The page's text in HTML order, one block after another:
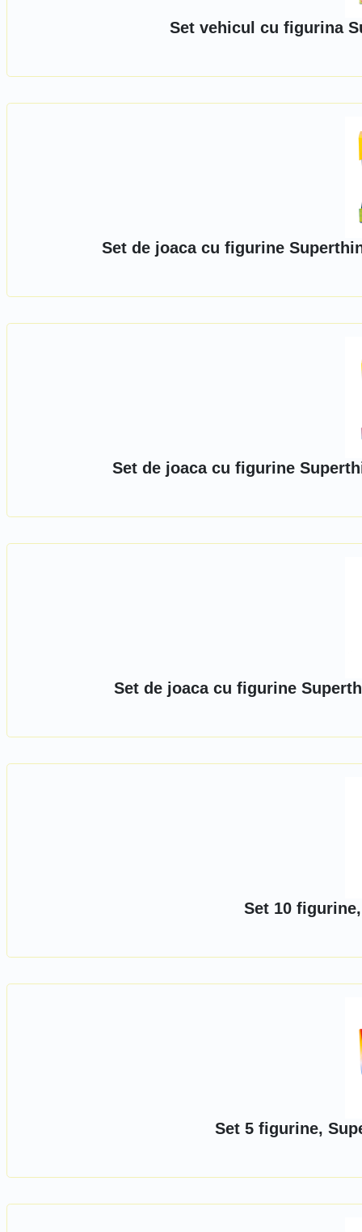
Set vehicul cu figurina
Set de joaca cu figurine
Set de joaca cu figurine
Set de joaca cu figurine
Set 10
Set 5 figurine,